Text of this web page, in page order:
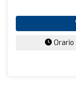
Orario